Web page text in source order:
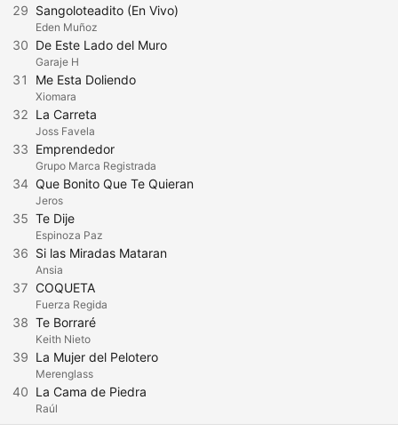
29 Sangoloteadito (En Vivo)
Eden Muñoz
30 De Este Lado del Muro
Garaje H
31 Me Esta Doliendo
Xiomara
32 La Carreta
Joss Favela
33 Emprendedor
Grupo Marca Registrada
34 Que Bonito Que Te Quieran
Jeros
35 Te Dije
Espinoza Paz
36 Si las Miradas Mataran
Ansia
37 COQUETA
Fuerza Regida
38 Te Borraré
Keith Nieto
39 La Mujer del Pelotero
Merenglass
40 La Cama de Piedra
Raúl